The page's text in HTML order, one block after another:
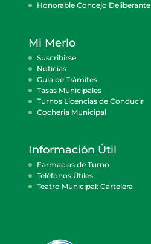
Honorable Concejo Deliberante
Mi Merlo
Suscribirse
Noticias
Guía de Trámites
Tasas Municipales
Turnos Licencias de Conducir
Cocheria Municipal
Información Útil
Farmacias de Turno
Teléfonos Útiles
Teatro Municipal: Cartelera